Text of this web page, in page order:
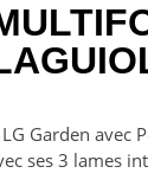
Garden avec
ses 3 lames